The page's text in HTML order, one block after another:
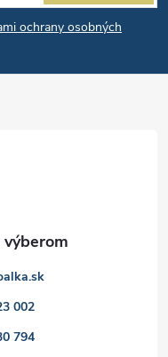
ochrany osobných
002
794